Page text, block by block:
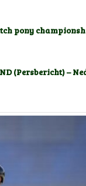
pony
(Persbericht) –